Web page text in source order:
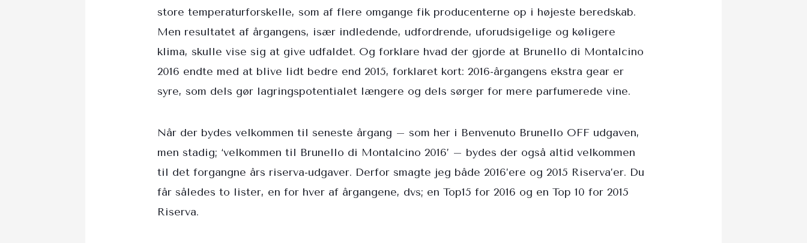
store temperaturforskelle, som af flere omgange fik producenterne op i højeste beredskab.
Men resultatet af årgangens, især indledende, udfordrende, uforudsigelige og køligere
klima, skulle vise sig at give udfaldet. Og forklare hvad der gjorde at Brunello di Montalcino
2016 endte med at blive lidt bedre end 2015, forklaret kort: 2016-årgangens ekstra gear er
syre, som dels gør lagringspotentialet længere og dels sørger for mere parfumerede vine.
Når der bydes velkommen til seneste årgang – som her i Benvenuto Brunello OFF udgaven,
men stadig; ‘velkommen til Brunello di Montalcino 2016’ – bydes der også altid velkommen
til det forgangne års riserva-udgaver. Derfor smagte jeg både 2016’ere og 2015 Riserva’er. Du
får således to lister, en for hver af årgangene, dvs; en Top15 for 2016 og en Top 10 for 2015
Riserva.